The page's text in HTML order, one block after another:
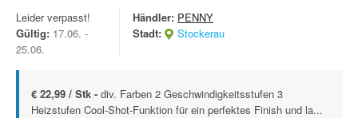
Leider verpasst!
Gültig: 17.06. -
25.06.
Händler: PENNY
Stadt:
Stockerau
€ 22,99 / Stk - div. Farben 2 Geschwindigkeitsstufen 3
Heizstufen Cool-Shot-Funktion für ein perfektes Finish und la...